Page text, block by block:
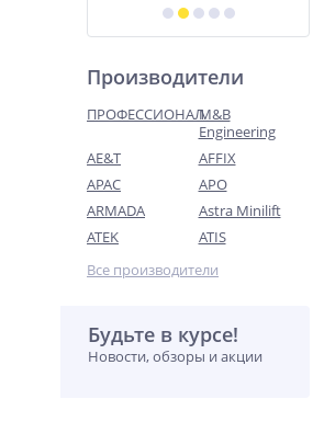
Производители
ПРОФЕССИОНАЛM&B
Engineering
AE&T
AFFIX
APAC
APO
ARMADA
Astra Minilift
ATEK
ATIS
Все производители
Будьте в курсе!
Новости, обзоры и акции